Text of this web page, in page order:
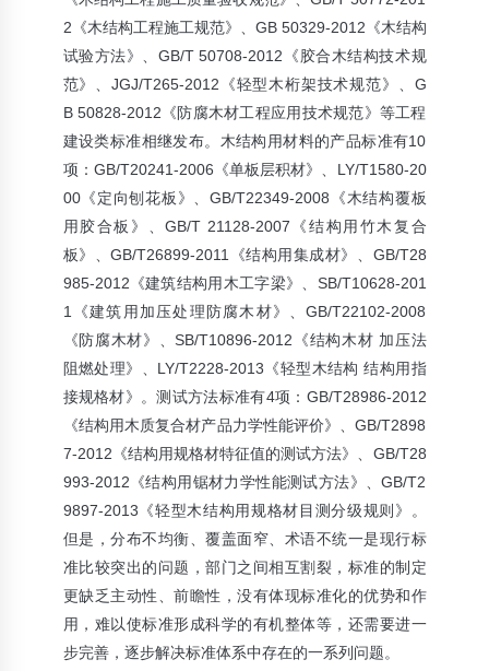
2《木结构工程施工规范》、GB 50329-2012《木结构
试验方法》、GB/T 50708-2012《胶合木结构技术规
范》、JGJ/T265-2012《轻型木桁架技术规范》、G
B 50828-2012《防腐木材工程应用技术规范》等工程
建设类标准相继发布。木结构用材料的产品标准有10
项：GB/T20241-2006《单板层积材》、LY/T1580-20
00《定向刨花板》、GB/T22349-2008《木结构覆板
用胶合板》、GB/T 21128-2007《结构用竹木复合
板》、GB/T26899-2011《结构用集成材》、GB/T28
985-2012《建筑结构用木工字梁》、SB/T10628-201
1《建筑用加压处理防腐木材》、GB/T22102-2008
《防腐木材》、SB/T10896-2012《结构木材 加压法
阻燃处理》、LY/T2228-2013《轻型木结构 结构用指
接规格材》。测试方法标准有4项：GB/T28986-2012
《结构用木质复合材产品力学性能评价》、GB/T2898
7-2012《结构用规格材特征值的测试方法》、GB/T28
993-2012《结构用锯材力学性能测试方法》、GB/T2
9897-2013《轻型木结构用规格材目测分级规则》。
但是，分布不均衡、覆盖面窄、术语不统一是现行标
准比较突出的问题，部门之间相互割裂，标准的制定
更缺乏主动性、前瞻性，没有体现标准化的优势和作
用，难以使标准形成科学的有机整体等，还需要进一
步完善，逐步解决标准体系中存在的一系列问题。